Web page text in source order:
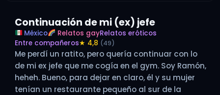
Continuación de mi (ex) jefe
México Relatos gayRelatos eróticos
Entre compañeros★ 4,8 (49)
Me perdí un ratito, pero quería continuar con lo
de mi ex jefe que me cogía en el gym. Soy Ramón,
heheh. Bueno, para dejar en claro, él y su mujer
tenían un restaurante pequeño al sur de la